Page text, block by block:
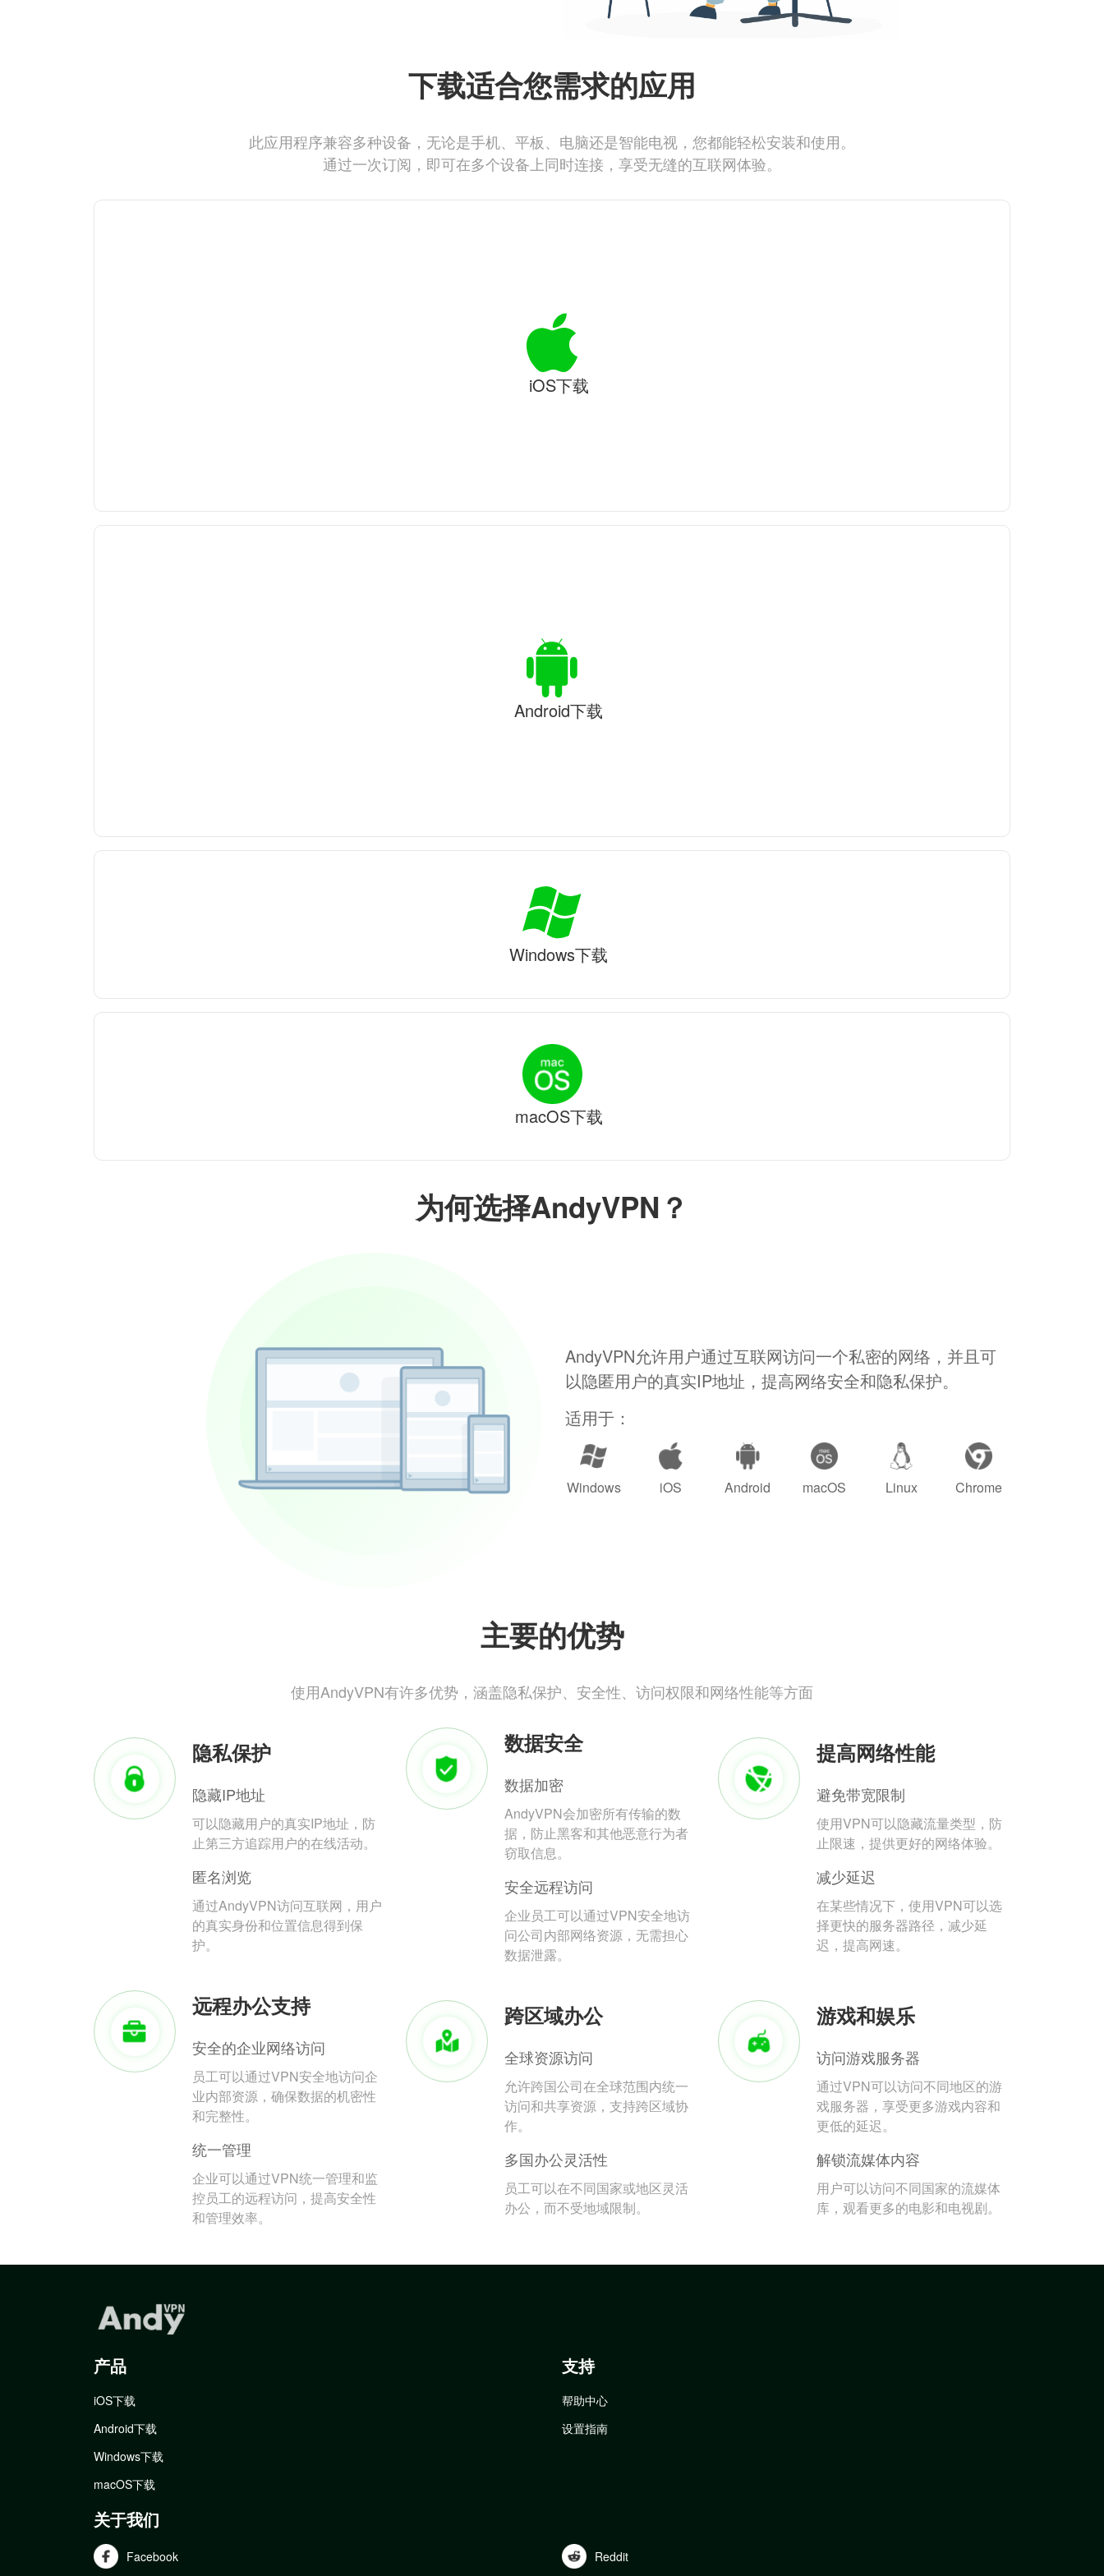
为何选择AndyVPN？
AndyVPN允许用户通过互联网访问一个私密的网络，并且可
以隐匿用户的真实IP地址，提高网络安全和隐私保护。
适用于：
Windows iOS Android macOS Linux Chrome
主要的优势
使用AndyVPN有许多优势，涵盖隐私保护、安全性、访问权限和网络性能等方面
隐私保护
隐藏IP地址
可以隐藏用户的真实IP地址，防
止第三方追踪用户的在线活动。
匿名浏览
通过AndyVPN访问互联网，用户
的真实身份和位置信息得到保
护。
数据安全
数据加密
AndyVPN会加密所有传输的数
据，防止黑客和其他恶意行为者
窃取信息。
安全远程访问
企业员工可以通过VPN安全地访
问公司内部网络资源，无需担心
数据泄露。
提高网络性能
避免带宽限制
使用VPN可以隐藏流量类型，防
止限速，提供更好的网络体验。
减少延迟
在某些情况下，使用VPN可以选
择更快的服务器路径，减少延
迟，提高网速。
远程办公支持
安全的企业网络访问
员工可以通过VPN安全地访问企
业内部资源，确保数据的机密性
和完整性。
统一管理
企业可以通过VPN统一管理和监
控员工的远程访问，提高安全性
和管理效率。
跨区域办公
全球资源访问
允许跨国公司在全球范围内统一
访问和共享资源，支持跨区域协
作。
多国办公灵活性
员工可以在不同国家或地区灵活
办公，而不受地域限制。
游戏和娱乐
访问游戏服务器
通过VPN可以访问不同地区的游
戏服务器，享受更多游戏内容和
更低的延迟。
解锁流媒体内容
用户可以访问不同国家的流媒体
库，观看更多的电影和电视剧。
下载适合您需求的应用
此应用程序兼容多种设备，无论是手机、平板、电脑还是智能电视，您都能轻松安装和使用。
通过一次订阅，即可在多个设备上同时连接，享受无缝的互联网体验。
iOS下载
Android下载
Windows下载
macOS下载
产品
iOS下载
Android下载
Windows下载
macOS下载
支持
帮助中心
设置指南
关于我们
Facebook Reddit